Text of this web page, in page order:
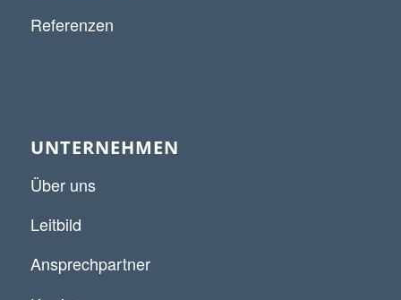
Referenzen
UNTERNEHMEN
Über uns
Leitbild
Ansprechpartner